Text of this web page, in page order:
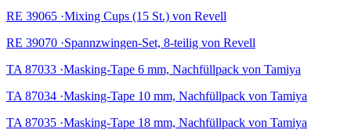
RE 39065 ·Mixing Cups (15 St.) von Revell
RE 39070 ·Spannzwingen-Set, 8-teilig von Revell
TA 87033 ·Masking-Tape 6 mm, Nachfüllpack von Tamiya
TA 87034 ·Masking-Tape 10 mm, Nachfüllpack von Tamiya
TA 87035 ·Masking-Tape 18 mm, Nachfüllpack von Tamiya